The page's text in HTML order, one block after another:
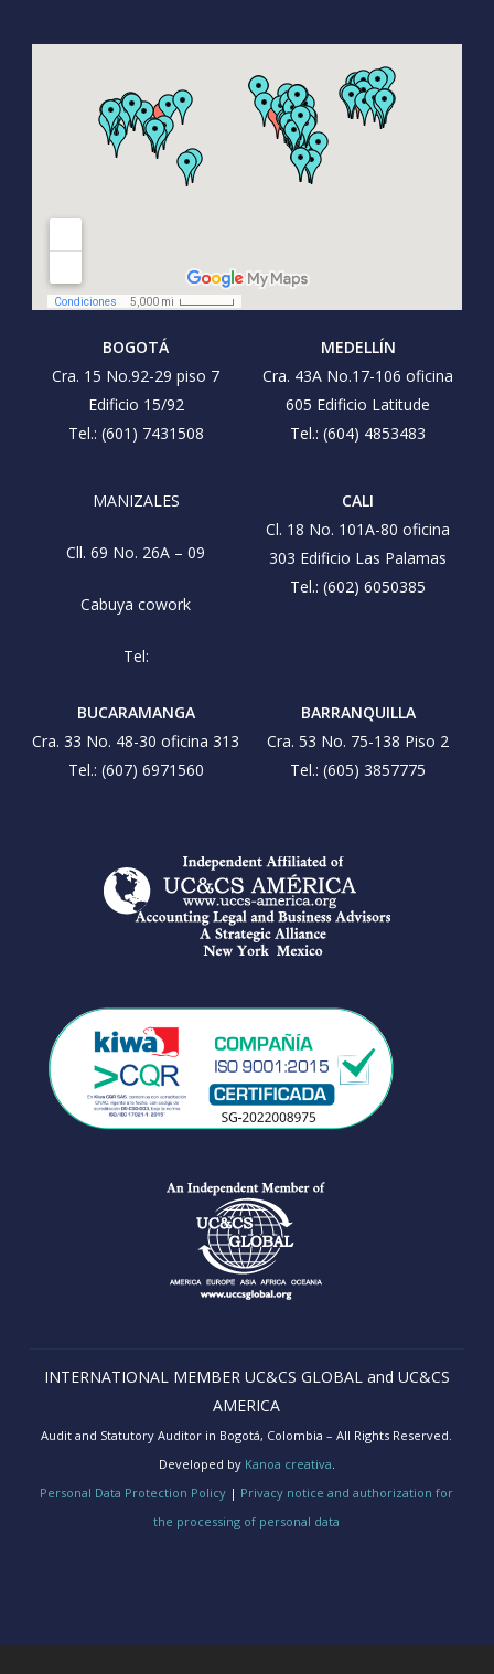
BOGOTÁ
Cra. 15 No.92-29 piso 7
Edificio 15/92
Tel.: (601) 7431508
MEDELLÍN
Cra. 43A No.17-106 oficina
605 Edificio Latitude
Tel.: (604) 4853483
MANIZALES
Cll. 69 No. 26A – 09
Cabuya cowork
Tel:
CALI
Cl. 18 No. 101A-80 oficina
303 Edificio Las Palamas
Tel.: (602) 6050385
BUCARAMANGA
Cra. 33 No. 48-30 oficina 313
Tel.: (607) 6971560
BARRANQUILLA
Cra. 53 No. 75-138 Piso 2
Tel.: (605) 3857775
INTERNATIONAL MEMBER UC&CS GLOBAL and UC&CS
AMERICA
Audit and Statutory Auditor in Bogotá, Colombia – All Rights Reserved.
Developed by Kanoa creativa.
Personal Data Protection Policy | Privacy notice and authorization for
the processing of personal data